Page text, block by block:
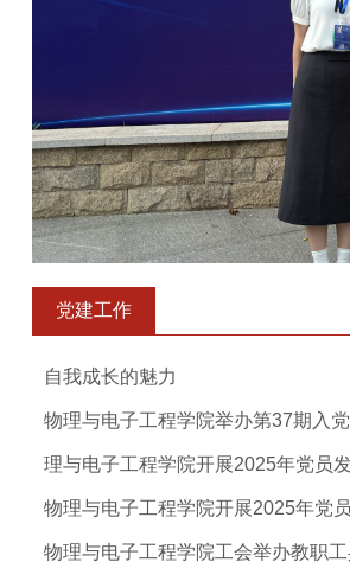
党建工作
自我成长的魅力
物理与电子工程学院举办第37期入
理与电子工程学院开展2025年党员
物理与电子工程学院开展2025年党
物理与电子工程学院工会举办教职